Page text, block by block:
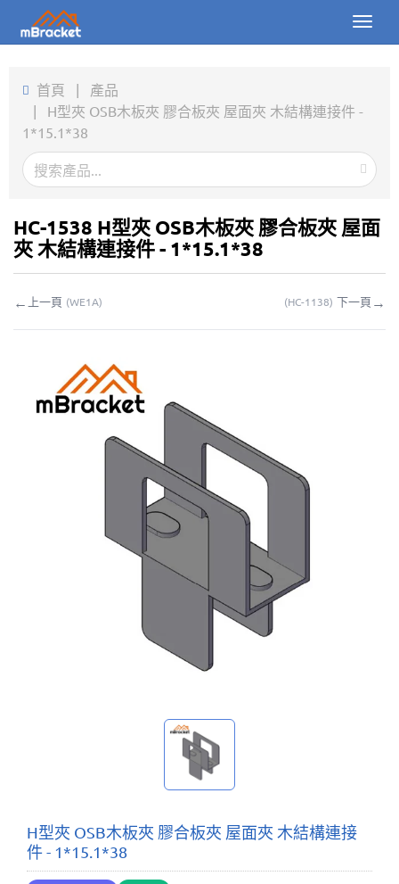
Toggle
產品
新聞
關於我們
下載
線上詢價
我的詢價
首頁 | 產品
| H型夾 OSB木板夾 膠合板夾 屋面夾 木結構連接件 -
1*15.1*38
HC-1538 H型夾 OSB木板夾 膠合板夾 屋面
夾 木結構連接件 - 1*15.1*38
← 上一頁 (WE1A) (HC-1138) 下一頁 →
H型夾 OSB木板夾 膠合板夾 屋面夾 木結構連接
件 - 1*15.1*38